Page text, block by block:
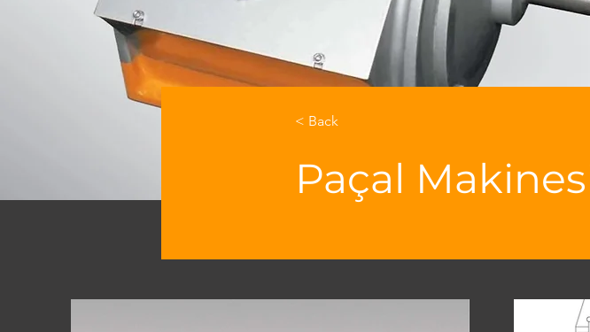
< Back
Paçal